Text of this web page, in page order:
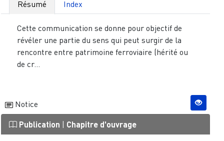
Résumé Index
Cette communication se donne pour objectif de
révéler une partie du sens qui peut surgir de la
rencontre entre patrimoine ferroviaire (hérité ou
de cr...
Notice
Publication Chapitre d'ouvrage